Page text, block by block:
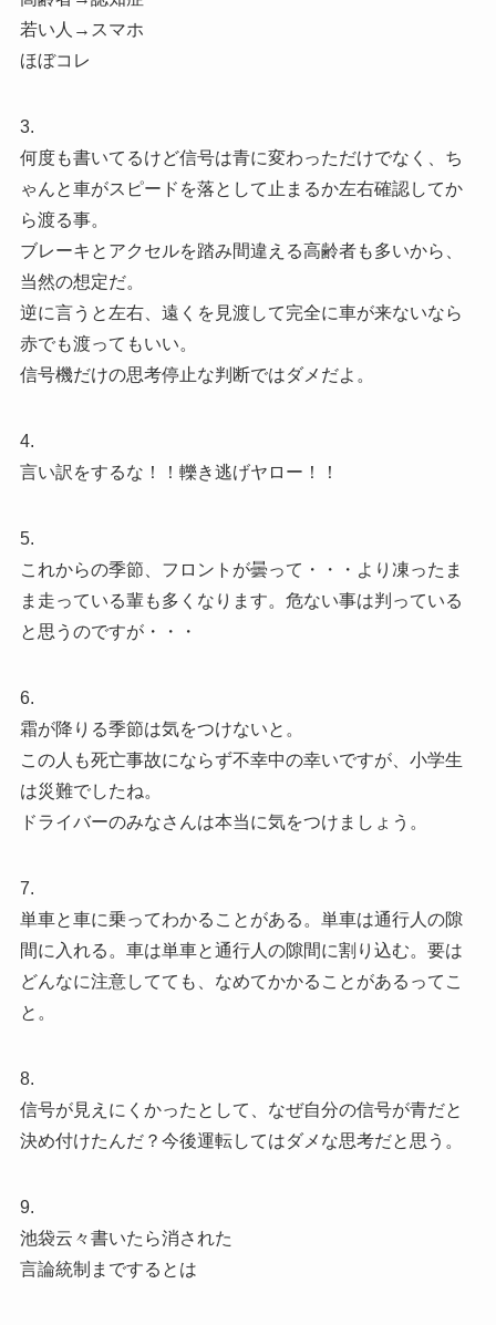
若い人→スマホ
ほぼコレ
3.
何度も書いてるけど信号は青に変わっただけでなく、ち
ゃんと車がスピードを落として止まるか左右確認してか
ら渡る事。
ブレーキとアクセルを踏み間違える高齢者も多いから、
当然の想定だ。
逆に言うと左右、遠くを見渡して完全に車が来ないなら
赤でも渡ってもいい。
信号機だけの思考停止な判断ではダメだよ。
4.
言い訳をするな！！轢き逃げヤロー！！
5.
これからの季節、フロントが曇って・・・より凍ったま
ま走っている輩も多くなります。危ない事は判っている
と思うのですが・・・
6.
霜が降りる季節は気をつけないと。
この人も死亡事故にならず不幸中の幸いですが、小学生
は災難でしたね。
ドライバーのみなさんは本当に気をつけましょう。
7.
単車と車に乗ってわかることがある。単車は通行人の隙
間に入れる。車は単車と通行人の隙間に割り込む。要は
どんなに注意してても、なめてかかることがあるってこ
と。
8.
信号が見えにくかったとして、なぜ自分の信号が青だと
決め付けたんだ？今後運転してはダメな思考だと思う。
9.
池袋云々書いたら消された
言論統制までするとは